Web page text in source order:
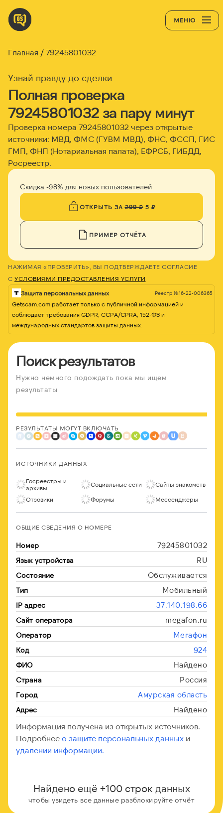
МЕНЮ
Главная 79245801032
Узнай правду до сделки
Полная проверка
79245801032 за пару минут
Проверка номера 79245801032 через открытые
источники: МВД, ФМС (ГУВМ МВД), ФНС, ФССП, ГИС
ГМП, ФНП (Нотариальная палата), ЕФРСБ, ГИБДД,
Росреестр.
Скидка -98% для новых пользователей
ОТКРЫТЬ ЗА299 ₽5 ₽
ПРИМЕР ОТЧЁТА
НАЖИМАЯ «ПРОВЕРИТЬ», ВЫ ПОДТВЕРЖДАЕТЕ СОГЛАСИЕ
С УСЛОВИЯМИ ПРЕДОСТАВЛЕНИЯ УСЛУГИ
Защита персональных данных Реестр №16-22-006365
Getscam.com работает только с публичной информацией и
соблюдает требования GDPR, CCPA/CPRA, 152-ФЗ и
международных стандартов защиты данных.
Поиск результатов
Нужно немного подождать пока мы ищем
результаты
РЕЗУЛЬТАТЫ МОГУТ ВКЛЮЧАТЬ
ИСТОЧНИКИ ДАННЫХ
Госреестры и
архивы
Социальные сети Сайты знакомств
Отзовики Форумы Мессенджеры
ОБЩИЕ СВЕДЕНИЯ О НОМЕРЕ
Номер 79245801032
Язык устройства RU
Состояние Обслуживается
Тип Мобильный
IP адрес 37.140.198.66
Сайт оператора megafon.ru
Оператор Мегафон
Код 924
ФИО Найдено
Страна Россия
Город Амурская область
Адрес Найдено
Информация получена из открытых источников.
Подробнее о защите персональных данных и
удалении информации.
Найдено ещё +100 строк данных
чтобы увидеть все данные разблокируйте отчёт